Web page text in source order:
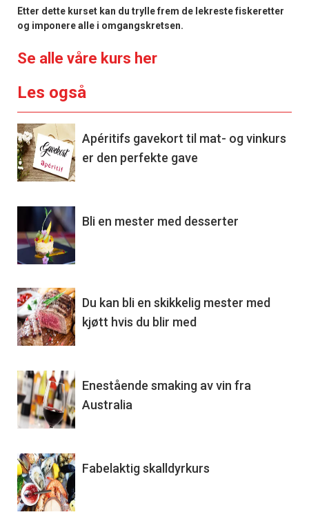
Etter dette kurset kan du trylle frem de lekreste fiskeretter
og imponere alle i omgangskretsen.
Se alle våre kurs her
Les også
Apéritifs gavekort til mat- og vinkurs
er den perfekte gave
Bli en mester med desserter
Du kan bli en skikkelig mester med
kjøtt hvis du blir med
Enestående smaking av vin fra
Australia
Fabelaktig skalldyrkurs